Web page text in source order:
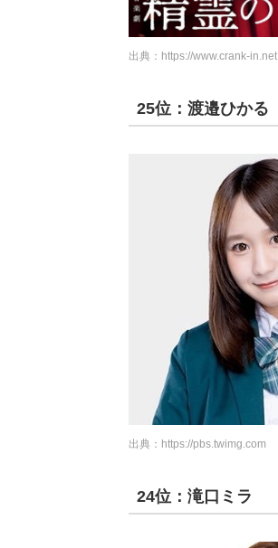
出典： https://www.crank-in.net
25位：渡邉ひかる
出典： https://pbs.twimg.com
24位：滝口ミラ